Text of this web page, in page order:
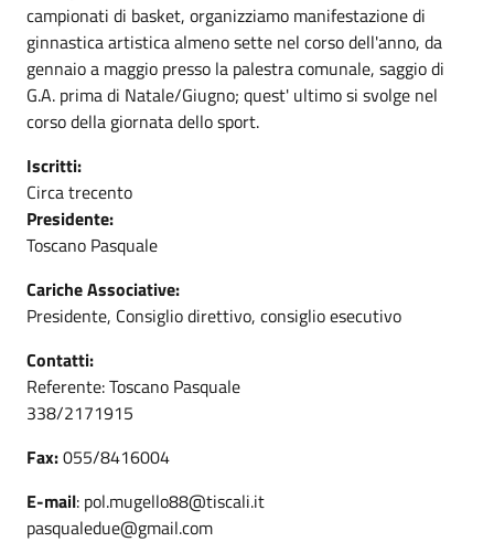
campionati di basket, organizziamo manifestazione di
ginnastica artistica almeno sette nel corso dell'anno, da
gennaio a maggio presso la palestra comunale, saggio di
G.A. prima di Natale/Giugno; quest' ultimo si svolge nel
corso della giornata dello sport.
Iscritti:
Circa trecento
Presidente:
Toscano Pasquale
Cariche Associative:
Presidente, Consiglio direttivo, consiglio esecutivo
Contatti:
Referente: Toscano Pasquale
338/2171915
Fax:055/8416004
E-mail: pol.mugello88@tiscali.it
pasqualedue@gmail.com